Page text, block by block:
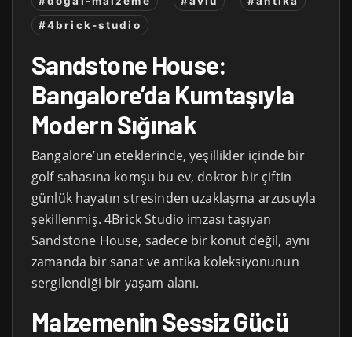
#4brick-studio
Sandstone House:
Bangalore’da Kumtaşıyla
Modern Sığınak
Bangalore’un eteklerinde, yeşillikler içinde bir
golf sahasına komşu bu ev, doktor bir çiftin
günlük hayatın stresinden uzaklaşma arzusuyla
şekillenmiş. 4Brick Studio imzası taşıyan
Sandstone House, sadece bir konut değil, aynı
zamanda bir sanat ve antika koleksiyonunun
sergilendiği bir yaşam alanı.
Malzemenin Sessiz Gücü